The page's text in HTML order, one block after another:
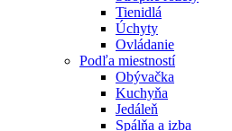
Tienidlá
Úchyty
Ovládanie
Podľa miestností
Obývačka
Kuchyňa
Jedáleň
Spálňa a izba